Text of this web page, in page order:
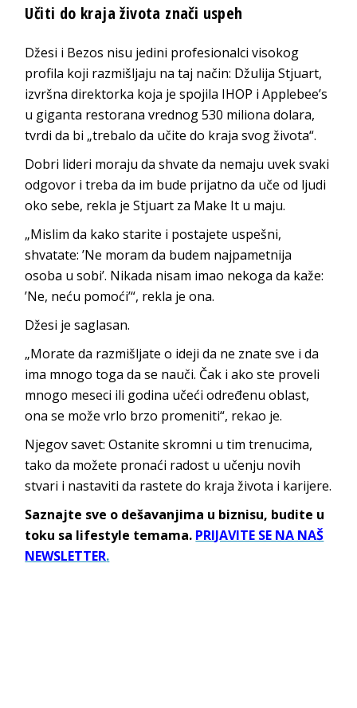
Učiti do kraja života znači uspeh
Džesi i Bezos nisu jedini profesionalci visokog
profila koji razmišljaju na taj način: Džulija Stjuart,
izvršna direktorka koja je spojila IHOP i Applebee’s
u giganta restorana vrednog 530 miliona dolara,
tvrdi da bi „trebalo da učite do kraja svog života“.
Dobri lideri moraju da shvate da nemaju uvek svaki
odgovor i treba da im bude prijatno da uče od ljudi
oko sebe, rekla je Stjuart za Make It u maju.
„Mislim da kako starite i postajete uspešni,
shvatate: ’Ne moram da budem najpametnija
osoba u sobi’. Nikada nisam imao nekoga da kaže:
’Ne, neću pomoći’“, rekla je ona.
Džesi je saglasan.
„Morate da razmišljate o ideji da ne znate sve i da
ima mnogo toga da se nauči. Čak i ako ste proveli
mnogo meseci ili godina učeći određenu oblast,
ona se može vrlo brzo promeniti“, rekao je.
Njegov savet: Ostanite skromni u tim trenucima,
tako da možete pronaći radost u učenju novih
stvari i nastaviti da rastete do kraja života i karijere.
Saznajte sve o dešavanjima u biznisu, budite u
toku sa lifestyle temama. PRIJAVITE SE NA NAŠ
NEWSLETTER.